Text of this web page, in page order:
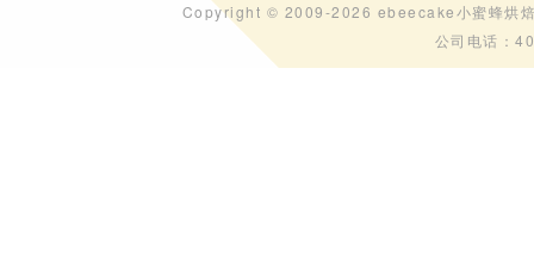
Copyright © 2009-2026 ebeecake小蜜蜂烘
公司电话